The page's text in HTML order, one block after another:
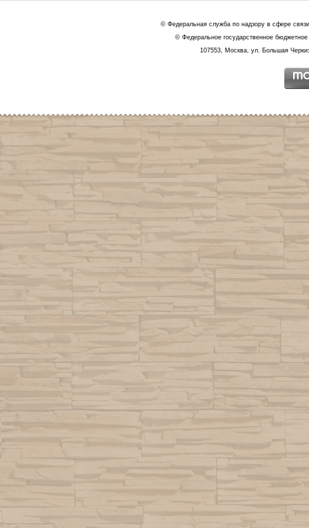
© Федеральная служба по надзору в сфере
© Федеральное государственное
107553, Москва, ул. Большая